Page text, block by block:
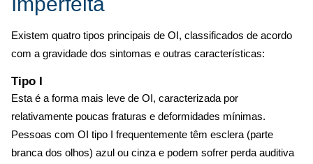
Existem quatro tipos principais de OI, classificados de acordo
com a gravidade dos sintomas e outras características:
Tipo I
Esta é a forma mais leve de OI, caracterizada por
relativamente poucas fraturas e deformidades mínimas.
Pessoas com OI tipo I frequentemente têm esclera (parte
branca dos olhos) azul ou cinza e podem sofrer perda auditiva